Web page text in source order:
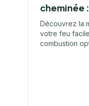
cheminée
Découvrez la
votre feu
combustion